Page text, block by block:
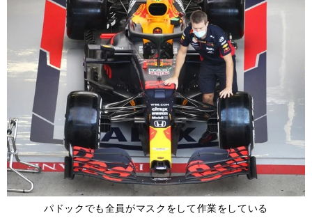
パドックでも全員がマスクをして作業をしている